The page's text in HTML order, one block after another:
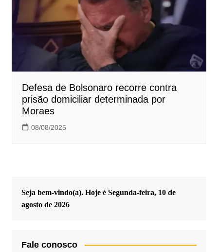
Defesa de Bolsonaro recorre contra
prisão domiciliar determinada por
Moraes
08/08/2025
Seja bem-vindo(a). Hoje é Segunda-feira, 10 de
agosto de 2026
Fale conosco